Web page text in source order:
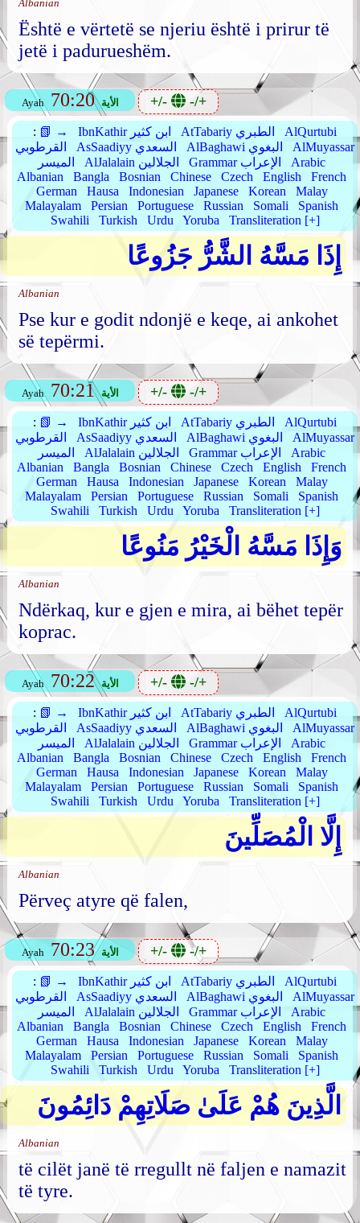
Albanian
Është e vërtetë se njeriu është i prirur të
jetë i padurueshëm.
Ayah 70:20 الأية +/- -/+
: 📗 → IbnKathir ابن كثير AtTabariy الطبري
AlQurtubi
القرطوبي
AsSaadiyy السعدي AlBaghawi البغوي
AlMuyassar
الميسر
AlJalalain الجلالين Grammar الإعراب
Arabic
Albanian
Bangla Bosnian Chinese Czech English
French
German
Hausa Indonesian Japanese Korean
Malay
Malayalam
Persian Portuguese Russian Somali
Spanish
Swahili
Turkish Urdu Yoruba Transliteration [+]
إِذَا مَسَّهُ الشَّرُّ جَزُوعًا
Albanian
Pse kur e godit ndonjë e keqe, ai ankohet
së tepërmi.
Ayah 70:21 الأية +/- -/+
: 📗 → IbnKathir ابن كثير AtTabariy الطبري
AlQurtubi
القرطوبي
AsSaadiyy السعدي AlBaghawi البغوي
AlMuyassar
الميسر
AlJalalain الجلالين Grammar الإعراب
Arabic
Albanian
Bangla Bosnian Chinese Czech English
French
German
Hausa Indonesian Japanese Korean
Malay
Malayalam
Persian Portuguese Russian Somali
Spanish
Swahili
Turkish Urdu Yoruba Transliteration [+]
وَإِذَا مَسَّهُ الْخَيْرُ مَنُوعًا
Albanian
Ndërkaq, kur e gjen e mira, ai bëhet tepër
koprac.
Ayah 70:22 الأية +/- -/+
: 📗 → IbnKathir ابن كثير AtTabariy الطبري
AlQurtubi
القرطوبي
AsSaadiyy السعدي AlBaghawi البغوي
AlMuyassar
الميسر
AlJalalain الجلالين Grammar الإعراب
Arabic
Albanian
Bangla Bosnian Chinese Czech English
French
German
Hausa Indonesian Japanese Korean
Malay
Malayalam
Persian Portuguese Russian Somali
Spanish
Swahili
Turkish Urdu Yoruba Transliteration [+]
إِلَّا الْمُصَلِّينَ
Albanian
Përveç atyre që falen,
Ayah 70:23 الأية +/- -/+
: 📗 → IbnKathir ابن كثير AtTabariy الطبري
AlQurtubi
القرطوبي
AsSaadiyy السعدي AlBaghawi البغوي
AlMuyassar
الميسر
AlJalalain الجلالين Grammar الإعراب
Arabic
Albanian
Bangla Bosnian Chinese Czech English
French
German
Hausa Indonesian Japanese Korean
Malay
Malayalam
Persian Portuguese Russian Somali
Spanish
Swahili
Turkish Urdu Yoruba Transliteration [+]
الَّذِينَ هُمْ عَلَىٰ صَلَاتِهِمْ دَائِمُونَ
Albanian
të cilët janë të rregullt në faljen e namazit
të tyre.